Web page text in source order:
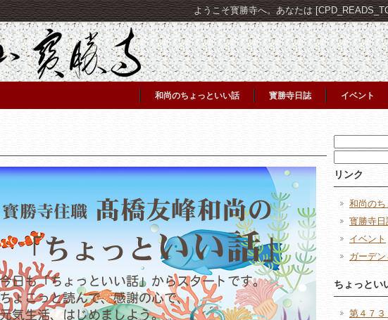
ようこそ寳勝寺へ。あなたは
和尚のちょっといい話 寳勝寺日誌 イベント
索:
索:
リンク
和尚の
寳勝寺日
イベント
ガーデ
ちょっとい
第４７３